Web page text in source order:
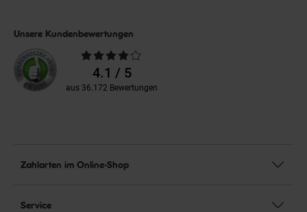
Unsere Kundenbewertungen
Durchschnittliche
Bewertungen4.1 / 5
aus 36.172 Bewertungen
Zahlarten im Online-Shop
Service